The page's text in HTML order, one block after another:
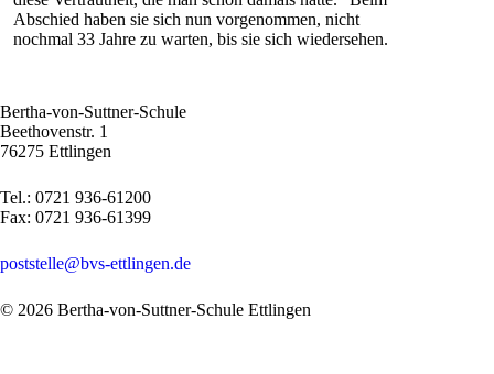
Abschied haben sie sich nun vorgenommen, nicht
nochmal 33 Jahre zu warten, bis sie sich wiedersehen.
Bertha-von-Suttner-Schule
Beethovenstr. 1
76275 Ettlingen
Tel.: 0721 936-61200
Fax: 0721 936-61399
poststelle@bvs-ettlingen.de
© 2026 Bertha-von-Suttner-Schule Ettlingen